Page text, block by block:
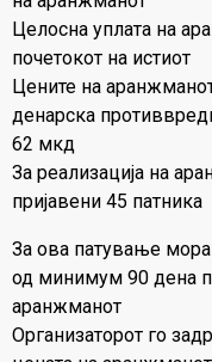
Целосна уплата на
почетокот на истиот
Цените на
денарска
62 мкд
За реализација на
пријавени 45 патника
За ова патување
од минимум 90 дена
аранжманот
Организаторот го